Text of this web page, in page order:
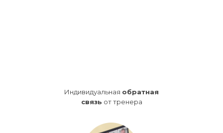
Индивидуальная обратная
связь от тренера